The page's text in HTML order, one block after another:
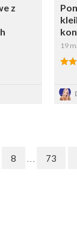
z
19
8 73